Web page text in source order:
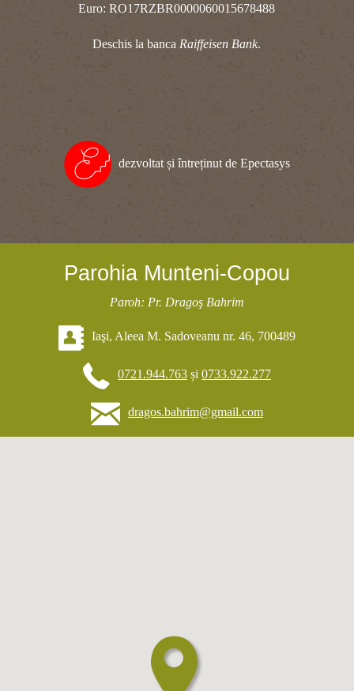
Euro: RO17RZBR0000060015678488
Deschis la banca Raiffeisen Bank.
dezvoltat și întreținut de Epectasys
Parohia Munteni-Copou
Paroh: Pr. Dragoş Bahrim
Iaşi, Aleea M. Sadoveanu nr. 46, 700489
0721.944.763 și 0733.922.277
dragos.bahrim@gmail.com